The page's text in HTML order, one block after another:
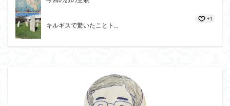
キルギスで驚いたことト...
+1